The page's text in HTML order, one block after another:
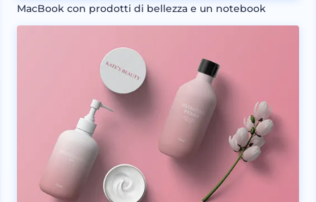
MacBook con prodotti di bellezza e un notebook